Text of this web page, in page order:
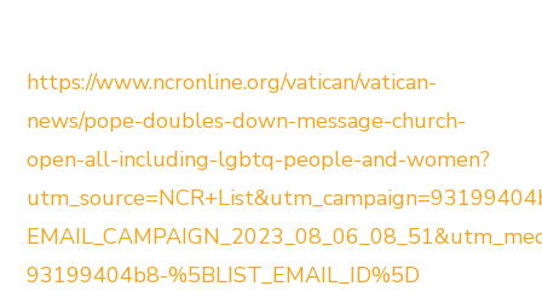
https://www.ncronline.org/vatican/vatican-
news/pope-doubles-down-message-church-
open-all-including-lgbtq-people-and-women?
93199404b8-%5BLIST_EMAIL_ID%5D